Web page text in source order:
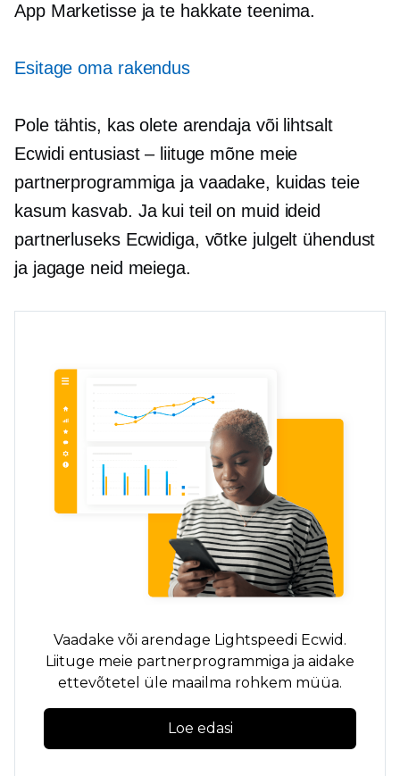
App Marketisse ja te hakkate teenima.
Esitage oma rakendus
Pole tähtis, kas olete arendaja või lihtsalt
Ecwidi entusiast – liituge mõne meie
partnerprogrammiga ja vaadake, kuidas teie
kasum kasvab. Ja kui teil on muid ideid
partnerluseks Ecwidiga, võtke julgelt ühendust
ja jagage neid meiega.
Vaadake või arendage Lightspeedi Ecwid.
Liituge meie partnerprogrammiga ja aidake
ettevõtetel üle maailma rohkem müüa.
Loe edasi